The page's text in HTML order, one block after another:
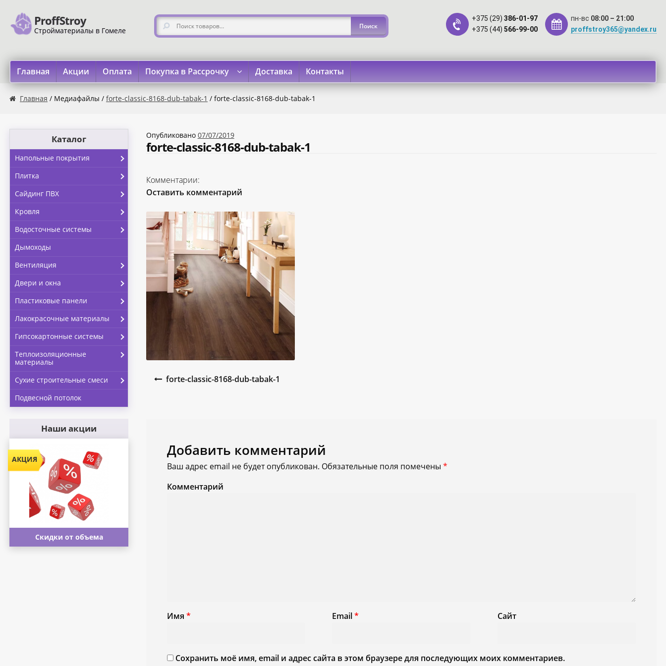
Перейти к навигации
Перейти к содержимому
ProffStroy
Стройматериалы в Гомеле
Искать: +375 (29) 386-01-97
+375 (44) 566-99-00
пн-вс 08:00 – 21:00
proffstroy365@yandex.ru
Главная Акции Оплата Покупка в Рассрочку Доставка Контакты
Главная «SMART Карта» «Карта FUN» «Карта МАГНИТ» «Карта Покупок» «Карта Халва»
Главная / Медиафайлы /forte-classic-8168-dub-tabak-1 / forte-classic-8168-dub-tabak-1
Опубликовано 07/07/2019
forte-classic-8168-dub-tabak-1
Комментарии:
Оставить комментарий
Навигация по записям
forte-classic-8168-dub-tabak-1
Добавить комментарий
Ваш адрес email не будет опубликован. Обязательные поля помечены *
Комментарий
Имя * Email* Сайт
Сохранить моё имя, email и адрес сайта в этом браузере для последующих моих комментариев.
Каталог
Напольные покрытия
Плитка
Сайдинг ПВХ
Кровля
Водосточные системы
Дымоходы
Вентиляция
Двери и окна
Пластиковые панели
Лакокрасочные материалы
Гипсокартонные системы
Теплоизоляционные
материалы
Сухие строительные смеси
Подвесной потолок
Наши акции
Скидки от объема